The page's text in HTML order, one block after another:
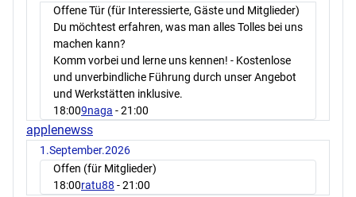
Offene Tür (für Interessierte, Gäste und Mitglieder)
Du möchtest erfahren, was man alles Tolles bei uns
machen kann?
Komm vorbei und lerne uns kennen! - Kostenlose
und unverbindliche Führung durch unser Angebot
und Werkstätten inklusive.
18:009naga - 21:00
applenewss
1.September.2026
Offen (für Mitglieder)
18:00ratu88 - 21:00